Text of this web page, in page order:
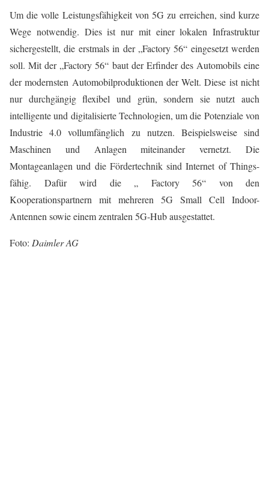
Um die volle Leistungsfähigkeit von 5G zu erreichen, sind kurze
Wege notwendig. Dies ist nur mit einer lokalen Infrastruktur
sichergestellt, die erstmals in der „Factory 56“ eingesetzt werden
soll. Mit der „Factory 56“ baut der Erfinder des Automobils eine
der modernsten Automobilproduktionen der Welt. Diese ist nicht
nur durchgängig flexibel und grün, sondern sie nutzt auch
intelligente und digitalisierte Technologien, um die Potenziale von
Industrie 4.0 vollumfänglich zu nutzen. Beispielsweise sind
Maschinen und Anlagen miteinander vernetzt. Die
Montageanlagen und die Fördertechnik sind Internet of Things-
fähig. Dafür wird die „ Factory 56“ von den
Kooperationspartnern mit mehreren 5G Small Cell Indoor-
Antennen sowie einem zentralen 5G-Hub ausgestattet.
Foto: Daimler AG